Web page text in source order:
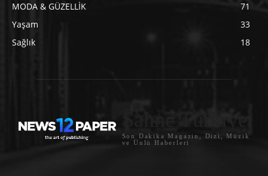
MODA & GÜZELLİK
71
Yaşam
33
Sağlık
18
Sahne Türkiye
Son Dakika Magazin, Dizi, Müzik
ve Ünlü Haberleri